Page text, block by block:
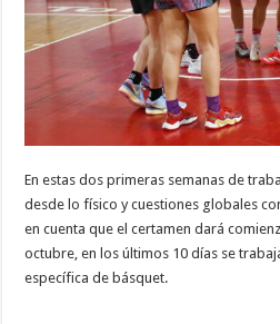
En estas dos primeras semanas de
desde lo físico y cuestiones globales
en cuenta que el certamen dará
octubre, en los últimos 10 días se
específica de básquet.